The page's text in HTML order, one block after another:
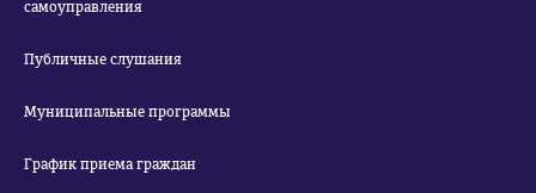
самоуправления
Публичные слушания
Муниципальные программы
График приема граждан